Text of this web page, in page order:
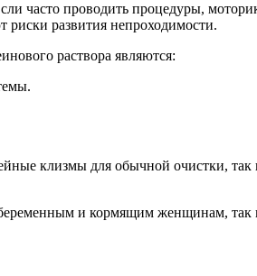
часто проводить процедуры,
риски развития непроходимости.
раствора являются:
клизмы для обычной очистки,
и кормящим женщинам, так